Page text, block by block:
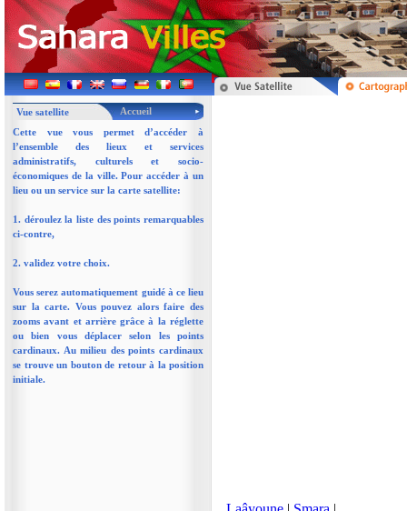
Vue satellite
Accueil
Cette vue vous permet d’accéder à
l’ensemble des lieux et services
administratifs, culturels et socio-
économiques de la ville. Pour accéder à un
lieu ou un service sur la carte satellite:
1. déroulez la liste des points remarquables
ci-contre,
2. validez votre choix.
Vous serez automatiquement guidé à ce lieu
sur la carte. Vous pouvez alors faire des
zooms avant et arrière grâce à la réglette
ou bien vous déplacer selon les points
cardinaux. Au milieu des points cardinaux
se trouve un bouton de retour à la position
initiale.